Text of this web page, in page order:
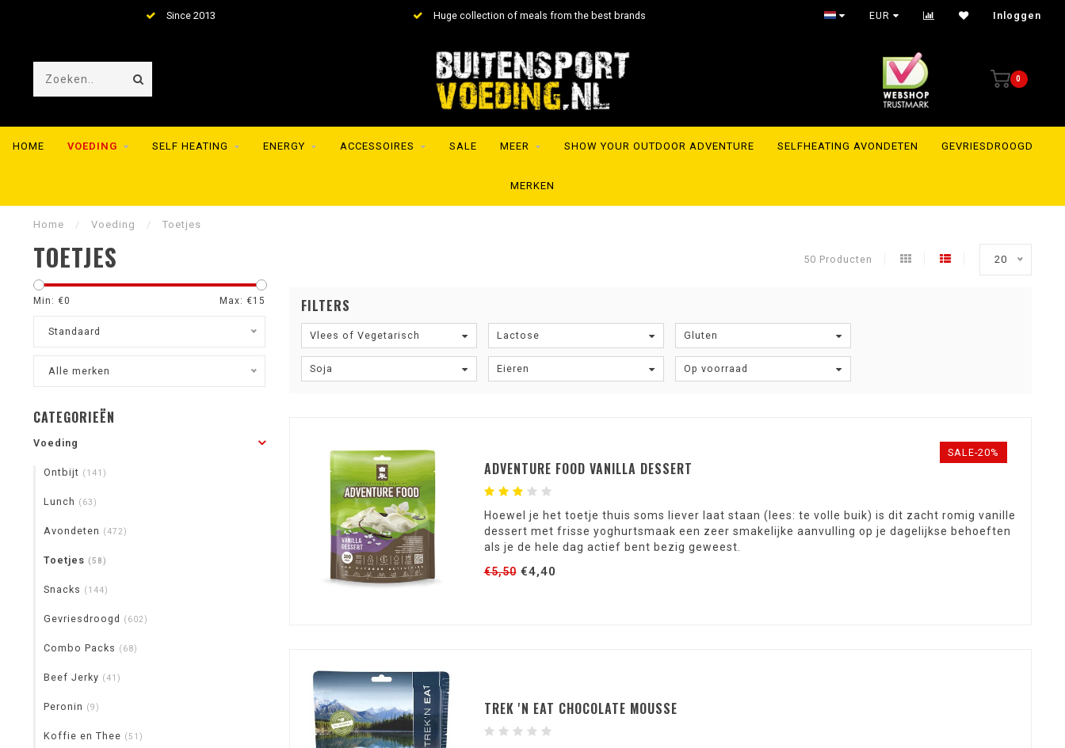
Huge collection of meals from the best brands Shipment within 24 hours to the whole of Europe EUR Inloggen
0
HOME VOEDING SELF HEATING ENERGY ACCESSOIRES SALE MEER SHOW YOUR OUTDOOR ADVENTURE SELFHEATING AVONDETEN GEVRIESDROOGD
MERKEN
Home / Voeding / Toetjes
TOETJES 50 Producten 20
Min: €0 Max: €15
Standaard
Alle merken
CATEGORIEËN
Voeding
Ontbijt (141)
Lunch (63)
Avondeten (472)
Toetjes (58)
Snacks (144)
Gevriesdroogd (602)
Combo Packs (68)
Beef Jerky (41)
Peronin (9)
Koffie en Thee (51)
FILTERS
Vlees of Vegetarisch Lactose Gluten
Soja Eieren Op voorraad
SALE-20%
ADVENTURE FOOD VANILLA DESSERT
Hoewel je het toetje thuis soms liever laat staan (lees: te volle buik) is dit zacht romig vanille
dessert met frisse yoghurtsmaak een zeer smakelijke aanvulling op je dagelijkse behoeften
als je de hele dag actief bent bezig geweest.
€5,50€4,40
TREK 'N EAT CHOCOLATE MOUSSE